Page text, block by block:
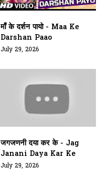
माँ के दर्शन पायो - Maa Ke
Darshan Paao
July 29, 2026
जगजणनी दया कर के - Jag
Janani Daya Kar Ke
July 29, 2026